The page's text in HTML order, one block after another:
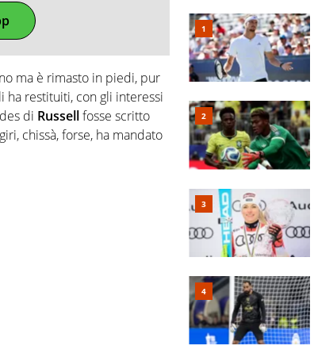
ma è rimasto in piedi, pur
ha restituiti, con gli interessi
di Russellfosse scritto
chissà, forse, ha mandato